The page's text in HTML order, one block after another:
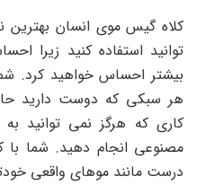
کلاه گیس موی انسان
توانید استفاده کنید زیرا
بیشتر احساس خواهید کرد.
هر سبکی که دوست دارید
کاری که هرگز نمی توانید
مصنوعی انجام دهید. شما با
درست مانند موهای واقعی